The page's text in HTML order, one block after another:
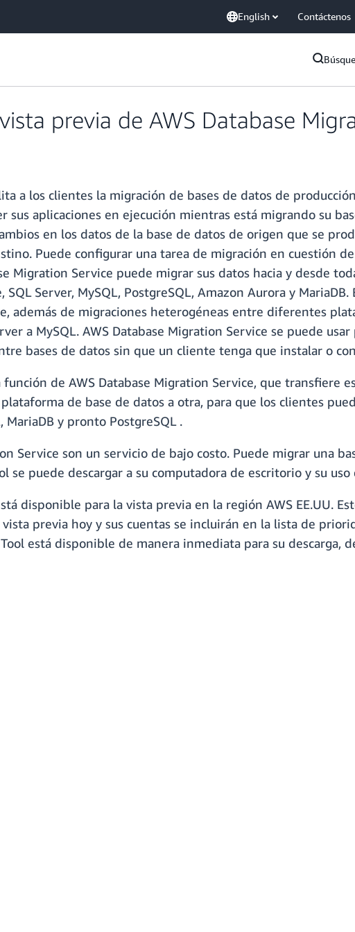
English Contáctenos
previa de AWS Database
a los clientes la migración de bases de datos de
aplicaciones en ejecución mientras está migrando su
en los datos de la base de datos de origen que se
Puede configurar una tarea de migración en cuestión
Migration Service puede migrar sus datos hacia y desde
Server, MySQL, PostgreSQL, Amazon Aurora y
además de migraciones heterogéneas entre diferentes
a MySQL. AWS Database Migration Service se puede
bases de datos sin que un cliente tenga que instalar o
función de AWS Database Migration Service, que transfiere
de base de datos a otra, para que los clientes
MariaDB y pronto PostgreSQL .
Service son un servicio de bajo costo. Puede migrar una
se puede descargar a su computadora de escritorio y su
disponible para la vista previa en la región AWS EE.UU.
previa hoy y sus cuentas se incluirán en la lista de
está disponible de manera inmediata para su descarga,